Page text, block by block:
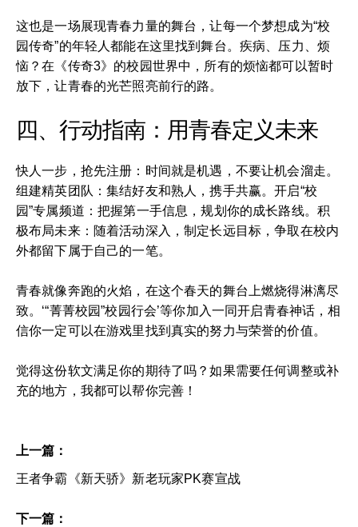
这也是一场展现青春力量的舞台，让每一个梦想成为“校
园传奇”的年轻人都能在这里找到舞台。疾病、压力、烦
恼？在《传奇3》的校园世界中，所有的烦恼都可以暂时
放下，让青春的光芒照亮前行的路。
四、行动指南：用青春定义未来
快人一步，抢先注册：时间就是机遇，不要让机会溜走。
组建精英团队：集结好友和熟人，携手共赢。开启“校
园”专属频道：把握第一手信息，规划你的成长路线。积
极布局未来：随着活动深入，制定长远目标，争取在校内
外都留下属于自己的一笔。
青春就像奔跑的火焰，在这个春天的舞台上燃烧得淋漓尽
致。‘“菁菁校园”校园行会’等你加入一同开启青春神话，相
信你一定可以在游戏里找到真实的努力与荣誉的价值。
觉得这份软文满足你的期待了吗？如果需要任何调整或补
充的地方，我都可以帮你完善！
上一篇：
王者争霸《新天骄》新老玩家PK赛宣战
下一篇：